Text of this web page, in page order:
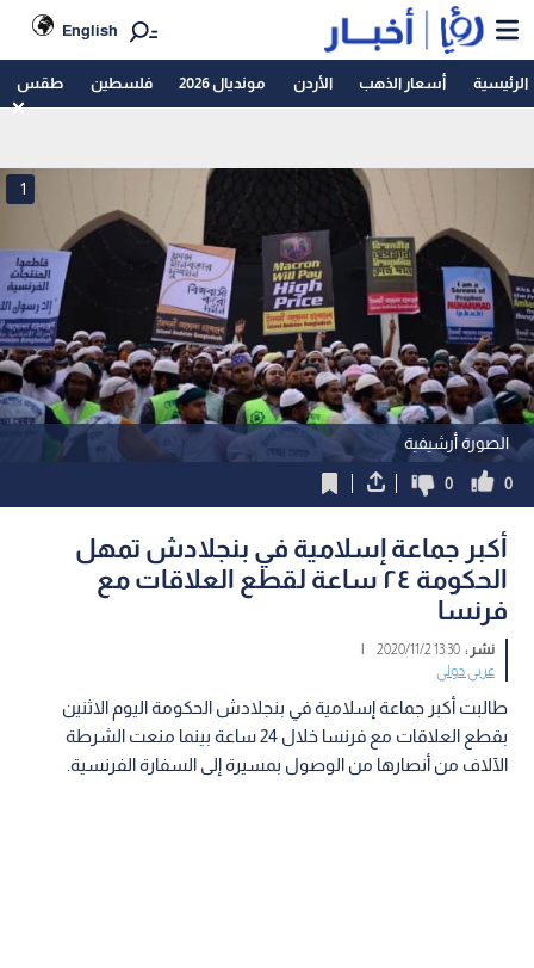
English
الرئيسية أسعار الذهب الأردن مونديال 2026 فلسطين طقس
الصورة أرشيفية
1
0
0
أكبر جماعة إسلامية في بنجلادش تمهل
الحكومة ٢٤ ساعة لقطع العلاقات مع
فرنسا
نشر :13:30 2020/11/2
|
عربي دولي
طالبت أكبر جماعة إسلامية في بنجلادش الحكومة اليوم الاثنين
بقطع العلاقات مع فرنسا خلال 24 ساعة بينما منعت الشرطة
الآلاف من أنصارها من الوصول بمسيرة إلى السفارة الفرنسية.